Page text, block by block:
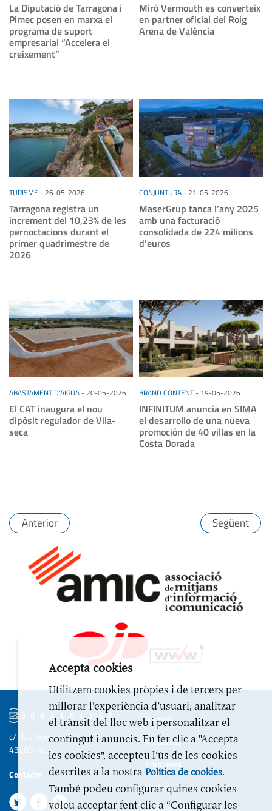
La Diputació de Tarragona i
Pimec posen en marxa el
programa de suport
empresarial “Accelera el
creixement”
Miró Vermouth es converteix
en partner oficial del Roig
Arena de València
TURISME -26-05-2026
Tarragona registra un
increment del 10,23% de les
pernoctacions durant el
primer quadrimestre de
2026
CONJUNTURA-21-05-2026
MaserGrup tanca l’any 2025
amb una facturació
consolidada de 224 milions
d’euros
ABASTAMENT D'AIGUA-20-05-2026
El CAT inaugura el nou
dipòsit regulador de Vila-
seca
BRAND CONTENT- 19-05-2026
INFINITUM anuncia en SIMA
el desarrollo de una nueva
promoción de 40 villas en la
Costa Dorada
Anterior Següent
Portada
Actualitat
Empreses
Opinió
Entrevistes
c/ Illes Medes 6-10
43203 Reus
Contacte
Accepta cookies
Utilitzem cookies pròpies i de tercers per
millorar l’experiència d’usuari, analitzar
el trànsit del lloc web i personalitzar el
contingut i anuncis. En fer clic a "Accepta
les cookies", accepteu l’ús de les cookies
descrites a la nostra Política de cookies.
També podeu configurar quines cookies
voleu acceptar fent clic a “Configurar les